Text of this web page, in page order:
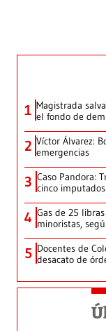
1 Magistrada
el fondo de
2 Víctor Álvarez:
emergencias
3 Caso Pandora:
cinco
4 Gas de 25
minoristas,
5 Docentes de
desacato de